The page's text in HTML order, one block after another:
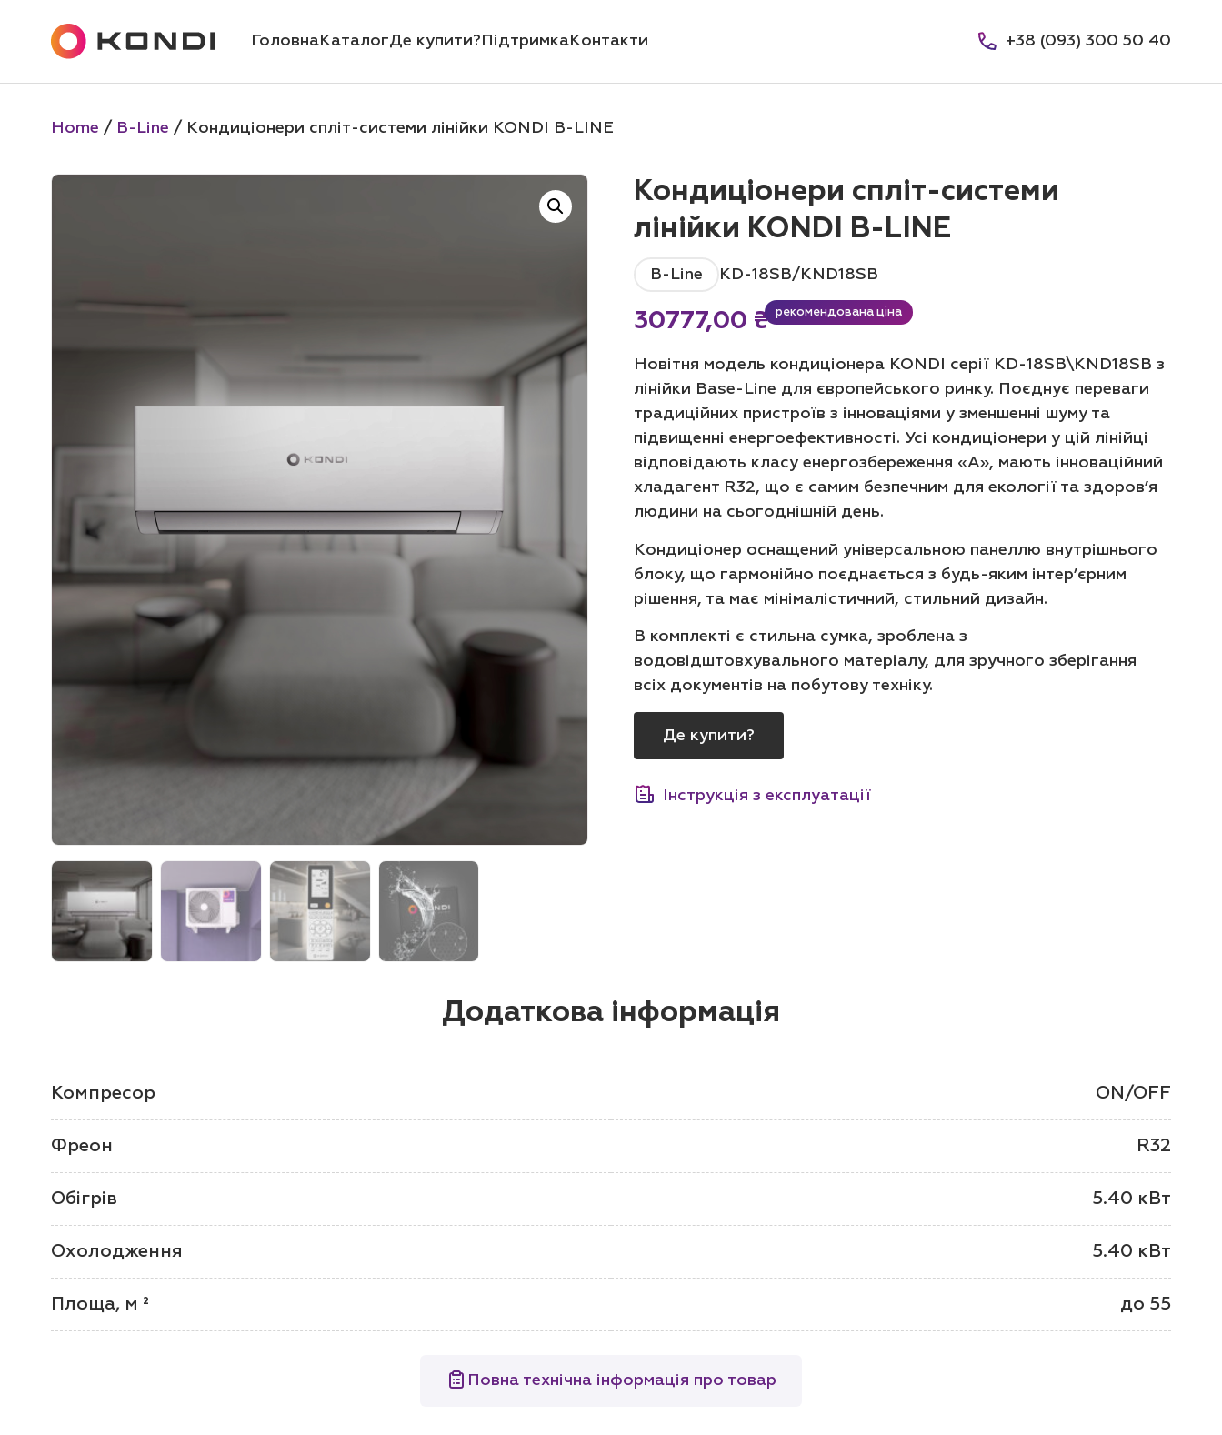
Головна КаталогДе купити? Підтримка Контакти +38 (093) 300 50 40
Home / B-Line / Кондиціонери спліт-системи лінійки KONDI B-LINE
Кондиціонери спліт-системи
лінійки KONDI B-LINE
B-Line KD-18SB/KND18SB
30777,00 ₴ рекомендована ціна
Новітня модель кондиціонера KONDI серії KD-18SB\KND18SB з
лінійки Base-Line для європейського ринку. Поєднує переваги
традиційних пристроїв з інноваціями у зменшенні шуму та
підвищенні енергоефективності. Усі кондиціонери у цій лінійці
відповідають класу енергозбереження «А», мають інноваційний
хладагент R32, що є самим безпечним для екології та здоров’я
людини на сьогоднішній день.
Кондиціонер оснащений універсальною панеллю внутрішнього
блоку, що гармонійно поєднається з будь-яким інтер’єрним
рішення, та має мінімалістичний, стильний дизайн.
В комплекті є стильна сумка, зроблена з
водовідштовхувального матеріалу, для зручного зберігання
всіх документів на побутову техніку.
Де купити?
Інструкція з експлуатації
Додаткова інформація
Компресор ON/OFF
Фреон R32
Обігрів 5.40 кВт
Охолодження 5.40 кВт
Площа, м ² до 55
Повна технічна інформація про товар